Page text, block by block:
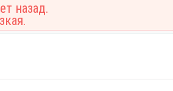
назад.